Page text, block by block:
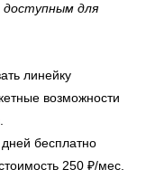
доступным для
линейку
возможности
бесплатно
250 ₽/мес.